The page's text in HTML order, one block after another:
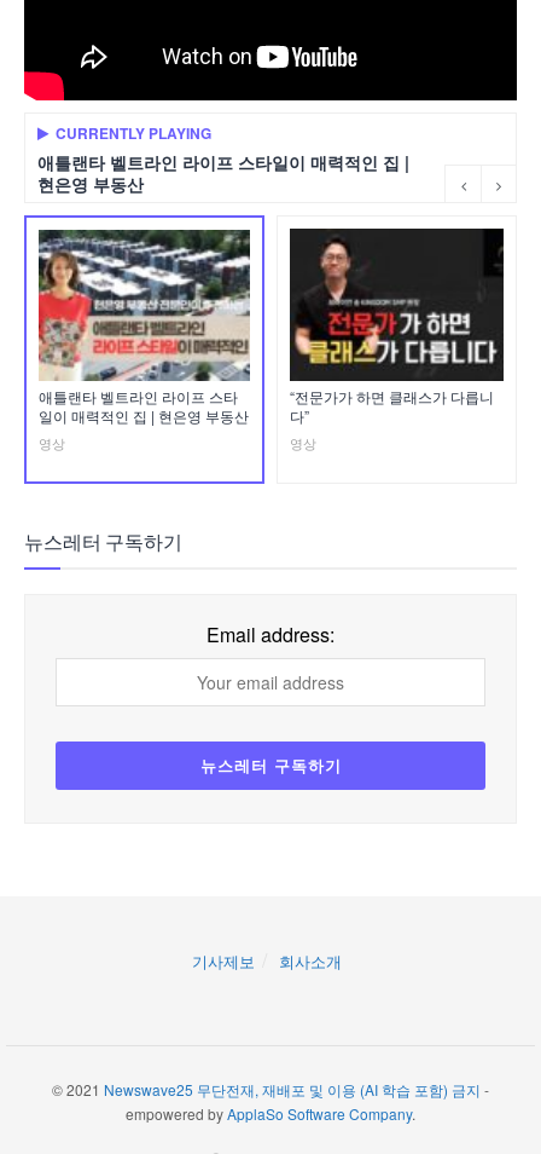
CURRENTLY PLAYING
애틀랜타 벨트라인 라이프 스타일이 매력적인 집 |
현은영 부동산
애틀랜타 벨트라인 라이프 스타
일이 매력적인 집 | 현은영 부동산
영상
“전문가가 하면 클래스가 다릅니
다”
영상
뉴스레터 구독하기
Email address:
기사제보 회사소개
© 2021 Newswave25 무단전재, 재배포 및 이용 (AI 학습 포함) 금지 -
empowered byApplaSo Software Company.